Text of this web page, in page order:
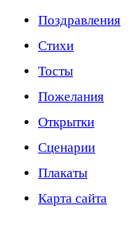
Поздравления
Стихи
Тосты
Пожелания
Открытки
Сценарии
Плакаты
Карта сайта